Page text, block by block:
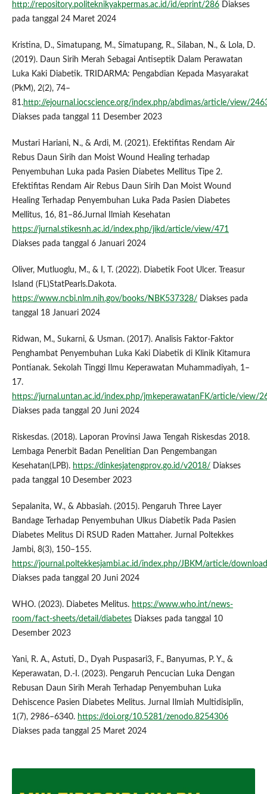
http://repository.politeknikyakpermas.ac.id/id/eprint/286Diakses
pada tanggal 24 Maret 2024
Kristina, D., Simatupang, M., Simatupang, R., Silaban, N., & Lola, D.
(2019). Daun Sirih Merah Sebagai Antiseptik Dalam Perawatan
Luka Kaki Diabetik. TRIDARMA: Pengabdian Kepada Masyarakat
(PkM), 2(2), 74–
81.http://ejournal.iocscience.org/index.php/abdimas/article/view/
Diakses pada tanggal 11 Desember 2023
Mustari Hariani, N., & Ardi, M. (2021). Efektifitas Rendam Air
Rebus Daun Sirih dan Moist Wound Healing terhadap
Penyembuhan Luka pada Pasien Diabetes Mellitus Tipe 2.
Efektifitas Rendam Air Rebus Daun Sirih Dan Moist Wound
Healing Terhadap Penyembuhan Luka Pada Pasien Diabetes
Mellitus, 16, 81–86.Jurnal Ilmiah Kesehatan
https://jurnal.stikesnh.ac.id/index.php/jikd/article/view/471
Diakses pada tanggal 6 Januari 2024
Oliver, Mutluoglu, M., & I, T. (2022). Diabetik Foot Ulcer. Treasur
Island (FL)StatPearls.Dakota.
https://www.ncbi.nlm.nih.gov/books/NBK537328/ Diakses pada
tanggal 18 Januari 2024
Ridwan, M., Sukarni, & Usman. (2017). Analisis Faktor-Faktor
Penghambat Penyembuhan Luka Kaki Diabetik di Klinik Kitamura
Pontianak. Sekolah Tinggi Ilmu Keperawatan Muhammadiyah, 1–
17.
https://jurnal.untan.ac.id/index.php/jmkeperawatanFK/article/view/
Diakses pada tanggal 20 Juni 2024
Riskesdas. (2018). Laporan Provinsi Jawa Tengah Riskesdas 2018.
Lembaga Penerbit Badan Penelitian Dan Pengembangan
Kesehatan(LPB). https://dinkesjatengprov.go.id/v2018/ Diakses
pada tanggal 10 Desember 2023
Sepalanita, W., & Abbasiah. (2015). Pengaruh Three Layer
Bandage Terhadap Penyembuhan Ulkus Diabetik Pada Pasien
Diabetes Melitus Di RSUD Raden Mattaher. Jurnal Poltekkes
Jambi, 8(3), 150–155.
https://journal.poltekkesjambi.ac.id/index.php/JBKM/article/
Diakses pada tanggal 20 Juni 2024
WHO. (2023). Diabetes Melitus. https://www.who.int/news-
room/fact-sheets/detail/diabetesDiakses pada tanggal 10
Desember 2023
Yani, R. A., Astuti, D., Dyah Puspasari3, F., Banyumas, P. Y., &
Keperawatan, D.-I. (2023). Pengaruh Pencucian Luka Dengan
Rebusan Daun Sirih Merah Terhadap Penyembuhan Luka
Dehiscence Pasien Diabetes Melitus. Jurnal Ilmiah Multidisiplin,
1(7), 2986–6340. https://doi.org/10.5281/zenodo.8254306
Diakses pada tanggal 25 Maret 2024